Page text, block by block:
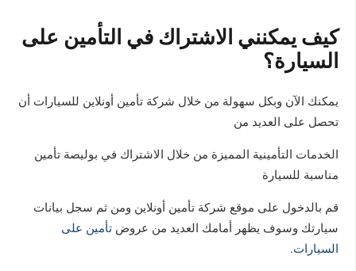
كيف يمكنني الاشتراك في التأمين على
السيارة؟
يمكنك الآن وبكل سهولة من خلال شركة تأمين أونلاين للسيارات أن
تحصل على العديد من
الخدمات التأمينية المميزة من خلال الاشتراك في بوليصة تأمين
مناسبة للسيارة
قم بالدخول على موقع شركة تأمين أونلاين ومن ثم سجل بيانات
سيارتك وسوف يظهر أمامك العديد من عروض تأمين على
السيارات.